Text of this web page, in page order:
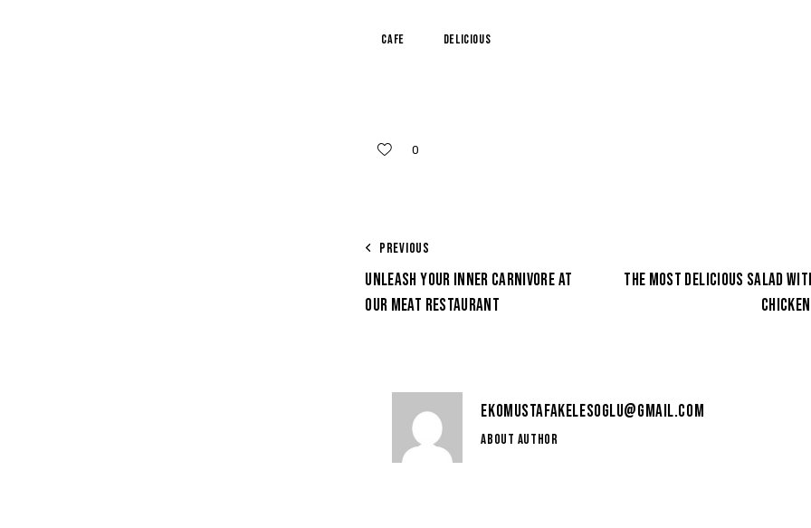
Cafe Delicious
0
PREVIOUS
UNLEASH YOUR INNER CARNIVORE AT
OUR MEAT RESTAURANT
THE MOST DELICIOUS SALAD
EKOMUSTAFAKELESOGLU@GMAIL.COM
ABOUT AUTHOR